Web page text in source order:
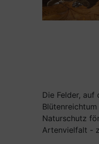
Die Felder,
Naturschutz
Artenvielfalt -